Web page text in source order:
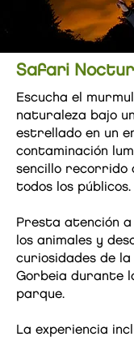
Safari
Escucha el
naturaleza bajo
estrellado en un
contaminación
sencillo recorrido
todos los
Presta atención a
los animales y
curiosidades de la
Gorbeia durante
parque.
La experiencia